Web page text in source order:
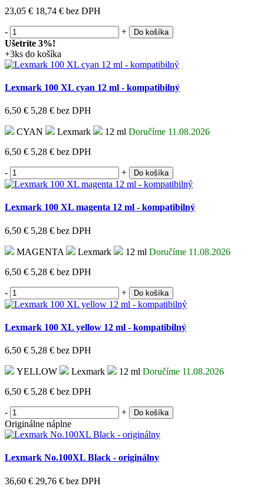
23,05 € 18,74 € bez DPH
- + Do košíka
Ušetríte 3%!
+3ks do košíka
Lexmark 100 XL cyan 12 ml - kompatibilný
6,50 € 5,28 € bez DPH
CYAN Lexmark 12 ml Doručíme 11.08.2026
6,50 € 5,28 € bez DPH
- + Do košíka
Lexmark 100 XL magenta 12 ml - kompatibilný
6,50 € 5,28 € bez DPH
MAGENTA Lexmark 12 ml Doručíme 11.08.2026
6,50 € 5,28 € bez DPH
- + Do košíka
Lexmark 100 XL yellow 12 ml - kompatibilný
6,50 € 5,28 € bez DPH
YELLOW Lexmark 12 ml Doručíme 11.08.2026
6,50 € 5,28 € bez DPH
- + Do košíka
Originálne náplne
Lexmark No.100XL Black - originálny
36,60 € 29,76 € bez DPH